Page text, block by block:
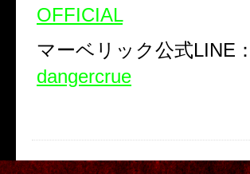
OFFICIAL
マーベリック公式LINE ：
dangercrue